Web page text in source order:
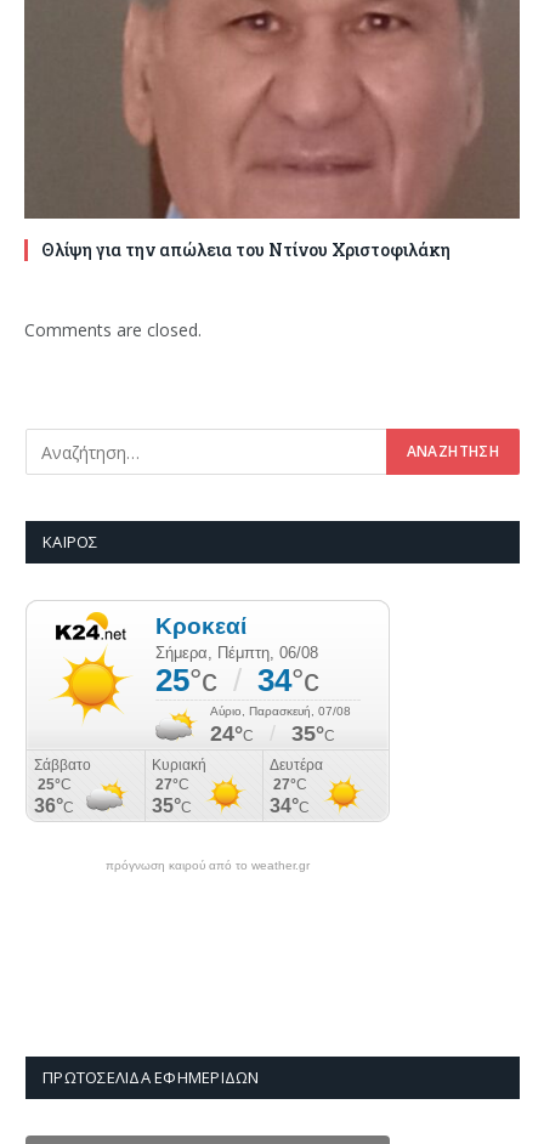
Θλίψη για την απώλεια του Ντίνου Χριστοφιλάκη
Comments are closed.
ΚΑΙΡΌΣ
πρόγνωση καιρού από το weather.gr
ΠΡΩΤΟΣΈΛΙΔΑ ΕΦΗΜΕΡΊΔΩΝ